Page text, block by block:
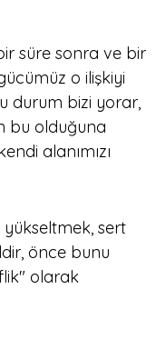
süre sonra ve bir
o ilişkiyi
durum bizi yorar,
bu olduğuna
alanımızı
sert
önce bunu
olarak